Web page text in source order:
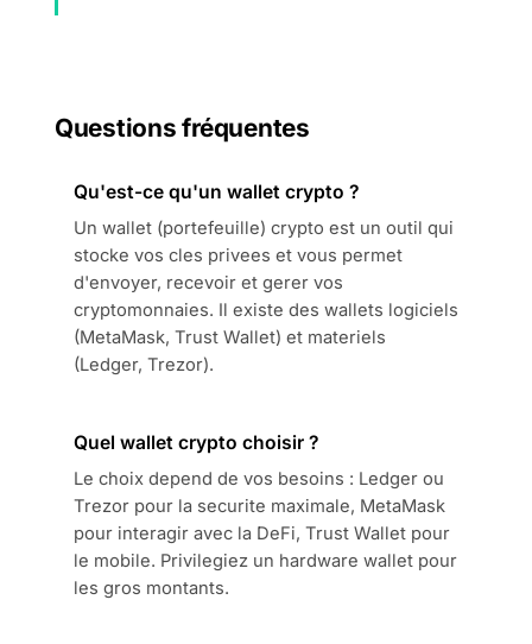
Questions fréquentes
Qu'est-ce qu'un wallet crypto ?
Un wallet (portefeuille) crypto est un outil qui
stocke vos cles privees et vous permet
d'envoyer, recevoir et gerer vos
cryptomonnaies. Il existe des wallets logiciels
(MetaMask, Trust Wallet) et materiels
(Ledger, Trezor).
Quel wallet crypto choisir ?
Le choix depend de vos besoins : Ledger ou
Trezor pour la securite maximale, MetaMask
pour interagir avec la DeFi, Trust Wallet pour
le mobile. Privilegiez un hardware wallet pour
les gros montants.